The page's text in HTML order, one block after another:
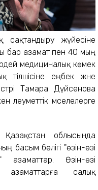
сақтандыру жүйесіне
бар азамат пен 40 мың
медициналық көмек
тілшісіне еңбек және
Тамара Дүйсенова
әлеуметтік мәселелерге
Қазақстан облысында
басым бөлігі "өзін-өзі
азаматтар. Өзін-өзі
салық